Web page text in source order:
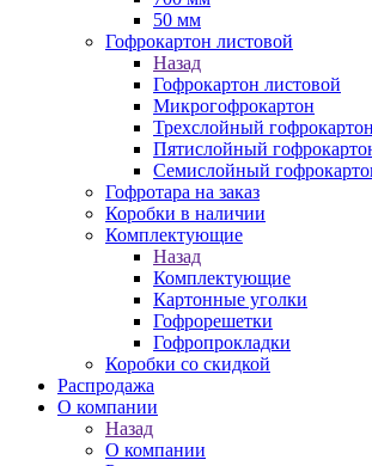
50 мм
Гофрокартон листовой
Назад
Гофрокартон листовой
Микрогофрокартон
Трехслойный гофрокартон
Пятислойный
Семислойный
Гофротара на заказ
Коробки в наличии
Комплектующие
Назад
Комплектующие
Картонные уголки
Гофрорешетки
Гофропрокладки
Коробки со скидкой
Распродажа
О компании
Назад
О компании